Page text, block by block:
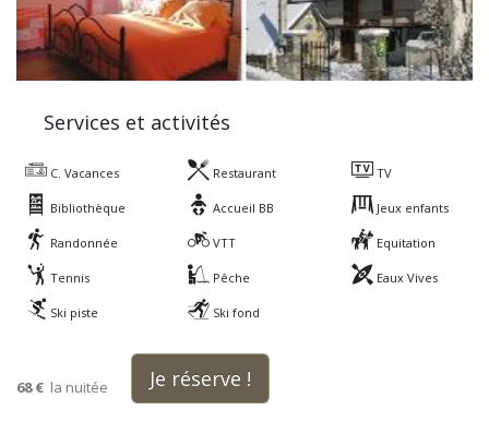
Services et activités
C. Vacances Restaurant TV
Bibliothèque Accueil BB Jeux enfants
Randonnée VTT Equitation
Tennis Pêche Eaux Vives
Ski piste Ski fond
68 € la nuitée Je réserve !